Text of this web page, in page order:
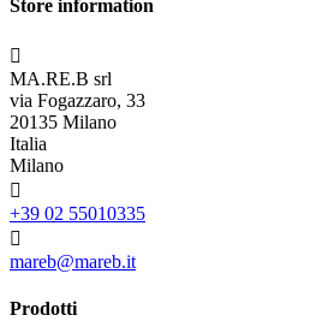
Store information

MA.RE.B srl
via Fogazzaro, 33
20135 Milano
Italia
Milano

+39 02 55010335

mareb@mareb.it
Prodotti